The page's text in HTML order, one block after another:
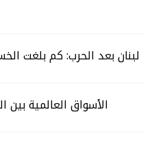
لبنان بعد الحرب: كم بلغت
الأسواق العالمية بين